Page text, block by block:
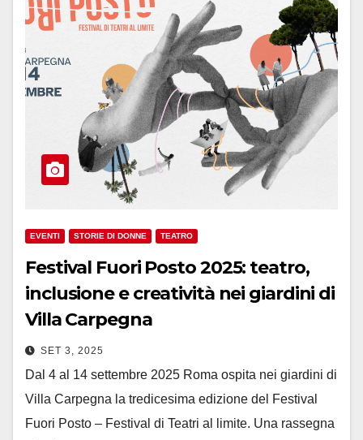
EVENTI STORIE DI DONNE TEATRO
Festival Fuori Posto 2025: teatro,
inclusione e creatività nei giardini di
Villa Carpegna
SET 3, 2025
Dal 4 al 14 settembre 2025 Roma ospita nei giardini di
Villa Carpegna la tredicesima edizione del Festival
Fuori Posto – Festival di Teatri al limite. Una rassegna